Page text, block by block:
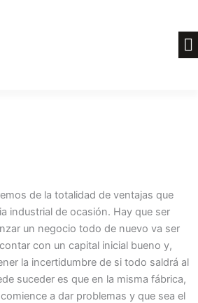
de la totalidad de ventajas que
industrial de ocasión. Hay que ser
un negocio todo de nuevo va ser
con un capital inicial bueno y,
la incertidumbre de si todo saldrá al
suceder es que en la misma fábrica,
a dar problemas y que sea el